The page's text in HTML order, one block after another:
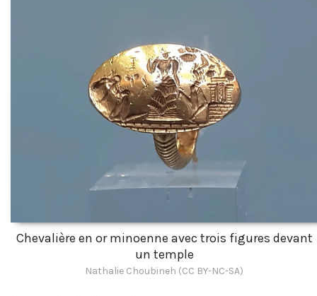
Chevalière en or minoenne avec trois figures devant
un temple
Nathalie Choubineh (CC BY-NC-SA)